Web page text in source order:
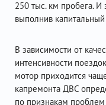
250 тыс. км пробега. И
выполнив
В зависимости от
интенсивности
мотор приходится
капремонта ДВС
по признакам проблем